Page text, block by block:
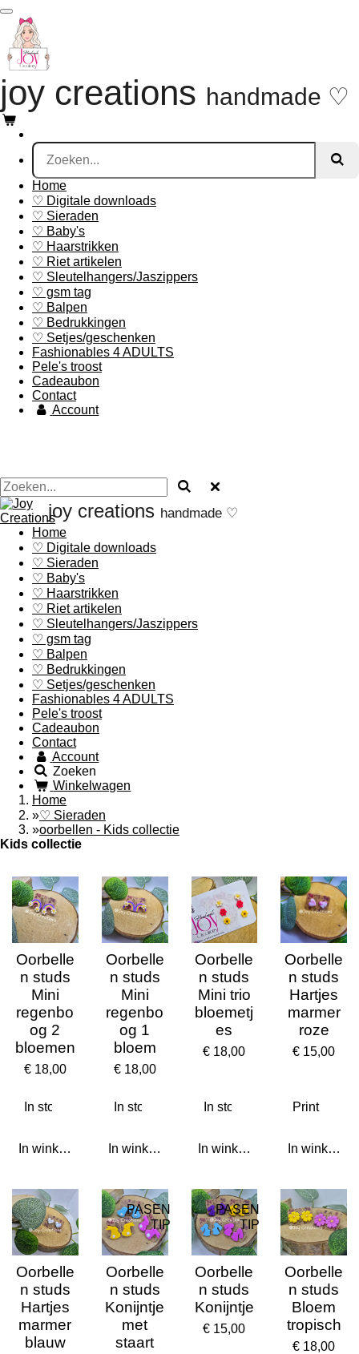
Ga
direct
naar
de
hoofdinhoud
joy creations handmade ♡
Home
♡ Digitale downloads
♡ Sieraden
♡ Baby's
♡ Haarstrikken
♡ Riet artikelen
♡ Sleutelhangers/Jaszippers
♡ gsm tag
♡ Balpen
♡ Bedrukkingen
♡ Setjes/geschenken
Fashionables 4 ADULTS
Pele's troost
Cadeaubon
Contact
Account
joy creations handmade ♡
Home
♡ Digitale downloads
♡ Sieraden
♡ Baby's
♡ Haarstrikken
♡ Riet artikelen
♡ Sleutelhangers/Jaszippers
♡ gsm tag
♡ Balpen
♡ Bedrukkingen
♡ Setjes/geschenken
Fashionables 4 ADULTS
Pele's troost
Cadeaubon
Contact
Account
Zoeken
Winkelwagen
Home
»♡ Sieraden
»oorbellen - Kids collectie
Kids collectie
Oorbelle
n studs
Mini
regenbo
og 2
bloemen
€ 18,00
In winkelwagen
Oorbelle
n studs
Mini
regenbo
og 1
bloem
€ 18,00
In winkelwagen
Oorbelle
n studs
Mini trio
bloemetj
es
€ 18,00
In winkelwagen
Oorbelle
n studs
Hartjes
marmer
roze
€ 15,00
In
Oorbelle
n studs
Hartjes
marmer
blauw
PASEN
TIP
Oorbelle
n studs
Konijntje
met
staart
PASEN
TIP
Oorbelle
n studs
Konijntje
€ 15,00
Oorbelle
n studs
Bloem
tropisch
€ 18,00